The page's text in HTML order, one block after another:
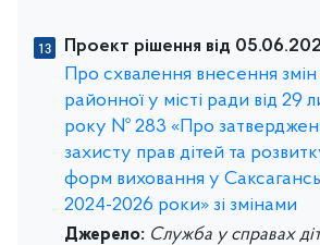
Проект рішення від
Про схвалення внесення
районної у місті ради від 29
року № 283 «Про
захисту прав дітей та
форм виховання у
2024-2026 роки» зі змінами
Джерело: Служба у справах